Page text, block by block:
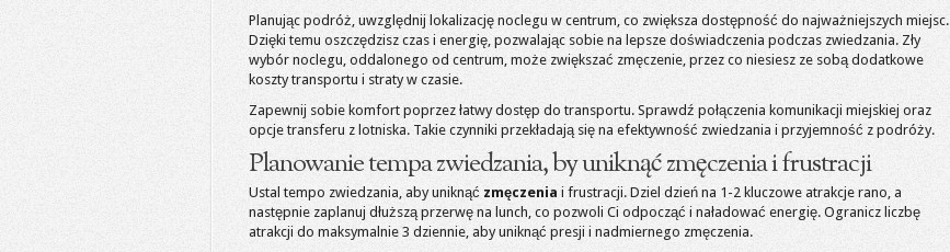
Planując podróż, uwzględnij lokalizację noclegu w centrum, co zwiększa dostępność do najważniejszych miejsc.
Dzięki temu oszczędzisz czas i energię, pozwalając sobie na lepsze doświadczenia podczas zwiedzania. Zły
wybór noclegu, oddalonego od centrum, może zwiększać zmęczenie, przez co niesiesz ze sobą dodatkowe
koszty transportu i straty w czasie.
Zapewnij sobie komfort poprzez łatwy dostęp do transportu. Sprawdź połączenia komunikacji miejskiej oraz
opcje transferu z lotniska. Takie czynniki przekładają się na efektywność zwiedzania i przyjemność z podróży.
Planowanie tempa zwiedzania, by uniknąć zmęczenia i frustracji
Ustal tempo zwiedzania, aby uniknąć zmęczenia i frustracji. Dziel dzień na 1-2 kluczowe atrakcje rano, a
następnie zaplanuj dłuższą przerwę na lunch, co pozwoli Ci odpocząć i naładować energię. Ogranicz liczbę
atrakcji do maksymalnie 3 dziennie, aby uniknąć presji i nadmiernego zmęczenia.